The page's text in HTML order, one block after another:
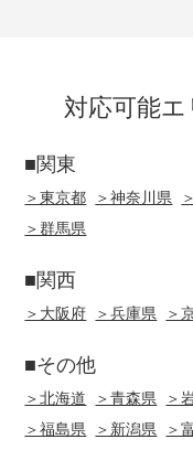
対応可能エ
■関東
＞東京都 ＞神奈川県
＞群馬県
■関西
＞大阪府 ＞兵庫県 ＞
■その他
＞北海道 ＞青森県 ＞
＞福島県
＞新潟県 ＞